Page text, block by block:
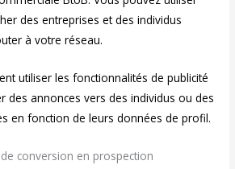
des entreprises et des individus
à votre réseau.
utiliser les fonctionnalités de publicité
des annonces vers des individus ou des
en fonction de leurs données de profil.
conversion en prospection